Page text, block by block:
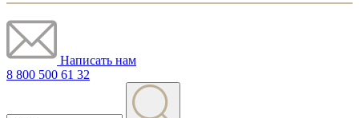
Написать нам
8 800 500 61 32